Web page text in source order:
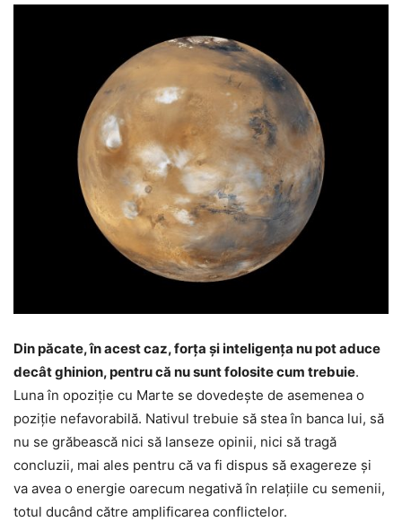
Din păcate, în acest caz, forța și inteligența nu pot aduce
decât ghinion, pentru că nu sunt folosite cum trebuie.
Luna în opoziție cu Marte se dovedește de asemenea o
poziție nefavorabilă. Nativul trebuie să stea în banca lui, să
nu se grăbească nici să lanseze opinii, nici să tragă
concluzii, mai ales pentru că va fi dispus să exagereze și
va avea o energie oarecum negativă în relațiile cu semenii,
totul ducând către amplificarea conflictelor.